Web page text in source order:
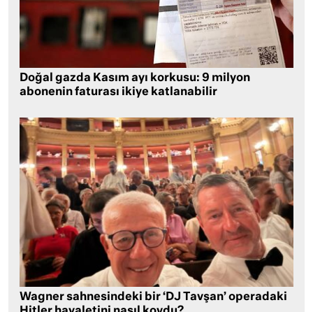
Doğal gazda Kasım ayı korkusu: 9 milyon
abonenin faturası ikiye katlanabilir
Wagner sahnesindeki bir ‘DJ Tavşan’ operadaki